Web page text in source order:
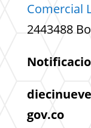
Comercial
2443488
gov.co